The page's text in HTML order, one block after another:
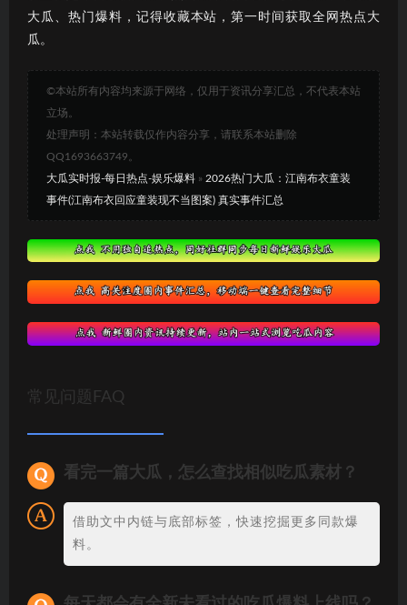
大瓜、热门爆料，记得收藏本站，第一时间获取全网热点大
瓜。
©本站所有内容均来源于网络，仅用于资讯分享汇总，不代表本站
立场。
处理声明：本站转载仅作内容分享，请联系本站删除
QQ1693663749。
大瓜实时报-每日热点-娱乐爆料 » 2026热门大瓜：江南布衣童装
事件(江南布衣回应童装现不当图案) 真实事件汇总
常见问题FAQ
看完一篇大瓜，怎么查找相似吃瓜素材？
借助文中内链与底部标签，快速挖掘更多同款爆
料。